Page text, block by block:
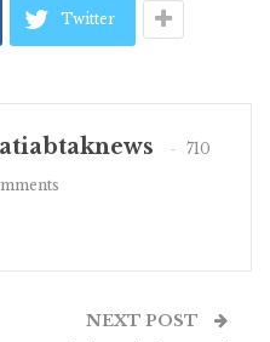
Twitter
710
NEXT POST